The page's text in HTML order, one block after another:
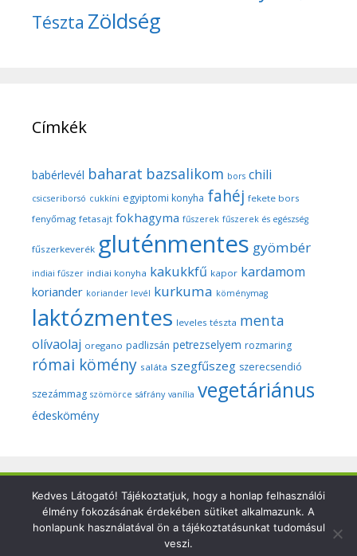
Tészta Zöldség
Címkék
babérlevél baharat bazsalikom bors chili
csicseriborsó cukkíni egyiptomi konyha fahéj fekete bors
fenyőmag fetasajt fokhagyma fűszerek fűszerek és egészség
fűszerkeverék gluténmentes gyömbér
indiai fűszer indiai konyha kakukkfű kapor kardamom
koriander koriander levél kurkuma köménymag
laktózmentes leveles tészta menta
olívaolaj oregano padlizsán petrezselyem rozmaring
római kömény saláta szegfűszeg szerecsendió
szezámmag szömörce sáfrány vanília vegetáriánus
édeskömény
Copyright © 2026 Szegedi Fűszeres - Minden fotó és anyag
ezen a weboldalon a szerző (Dr. Nyári Zsuzsa) kizárólagos
tulajdonát képezi és a nemzetközi szerzői jogi törvények
védik.Felhasználásuk csak a szerző írásbeli engedélyével
Kedves Látogató! Tájékoztatjuk, hogy a honlap felhasználói
élmény fokozásának érdekében sütiket alkalmazunk. A
honlapunk használatával ön a tájékoztatásunkat tudomásul
veszi.